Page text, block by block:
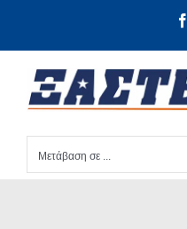
Μετάβαση σε ...